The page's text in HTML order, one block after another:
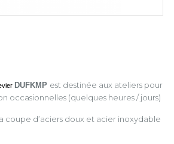
DUFKMP est destinée aux ateliers pour
occasionnelles (quelques heures / jours)
coupe d’aciers doux et acier inoxydable